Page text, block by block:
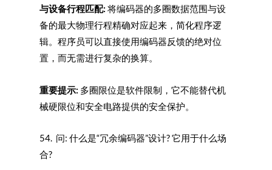
与设备行程匹配: 将编码器的多圈数据范围与设
备的最大物理行程精确对应起来，简化程序逻
辑。程序员可以直接使用编码器反馈的绝对位
置，而无需进行复杂的换算。
重要提示: 多圈限位是软件限制，它不能替代机
械硬限位和安全电路提供的安全保护。
54. 问: 什么是“冗余编码器”设计? 它用于什么场
合?